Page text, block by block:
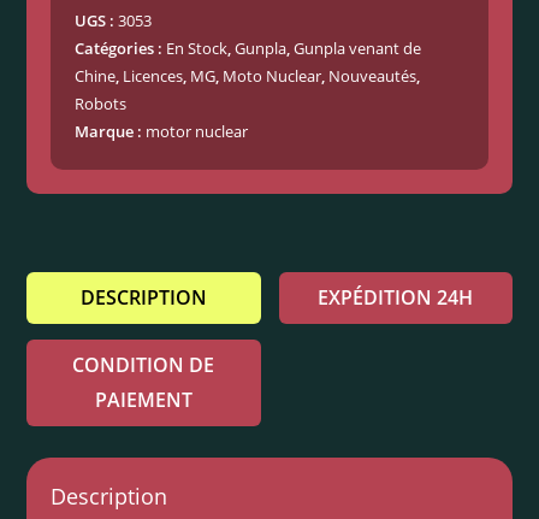
UGS :3053
Catégories : En Stock,Gunpla,Gunpla venant de
Chine, Licences, MG, Moto Nuclear, Nouveautés,
Robots
Marque : motor nuclear
DESCRIPTION EXPÉDITION 24H
CONDITION DE
PAIEMENT
Description